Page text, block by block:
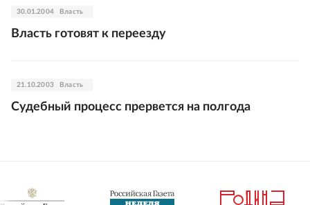
30.01.2004 Власть
Власть готовят к переезду
21.10.2003 Власть
Судебный процесс прервется на полгода